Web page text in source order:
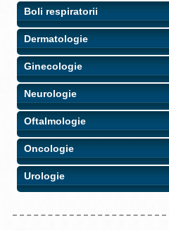
Boli respiratorii
Dermatologie
Ginecologie
Neurologie
Oftalmologie
Oncologie
Urologie